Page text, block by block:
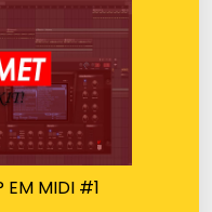
EM MIDI #1